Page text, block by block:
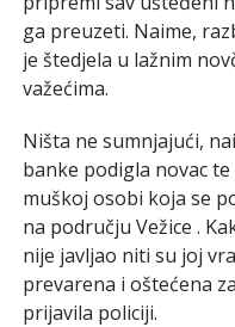
ga preuzeti. Naime,
je štedjela u lažnim
važećima.
Ništa ne sumnjajući,
banke podigla novac
muškoj osobi koja se
na području Vežice .
nije javljao niti su joj
prevarena i oštećena
prijavila policiji.